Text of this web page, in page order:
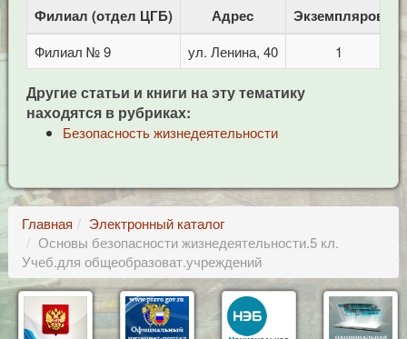
Филиал (отдел ЦГБ) Адрес Экземпляров
Филиал № 9 ул. Ленина, 40 1
Другие статьи и книги на эту тематику
находятся в рубриках:
Безопасность жизнедеятельности
Главная
Электронный каталог
Основы безопасности жизнедеятельности.5 кл.
Учеб.для общеобразоват.учреждений